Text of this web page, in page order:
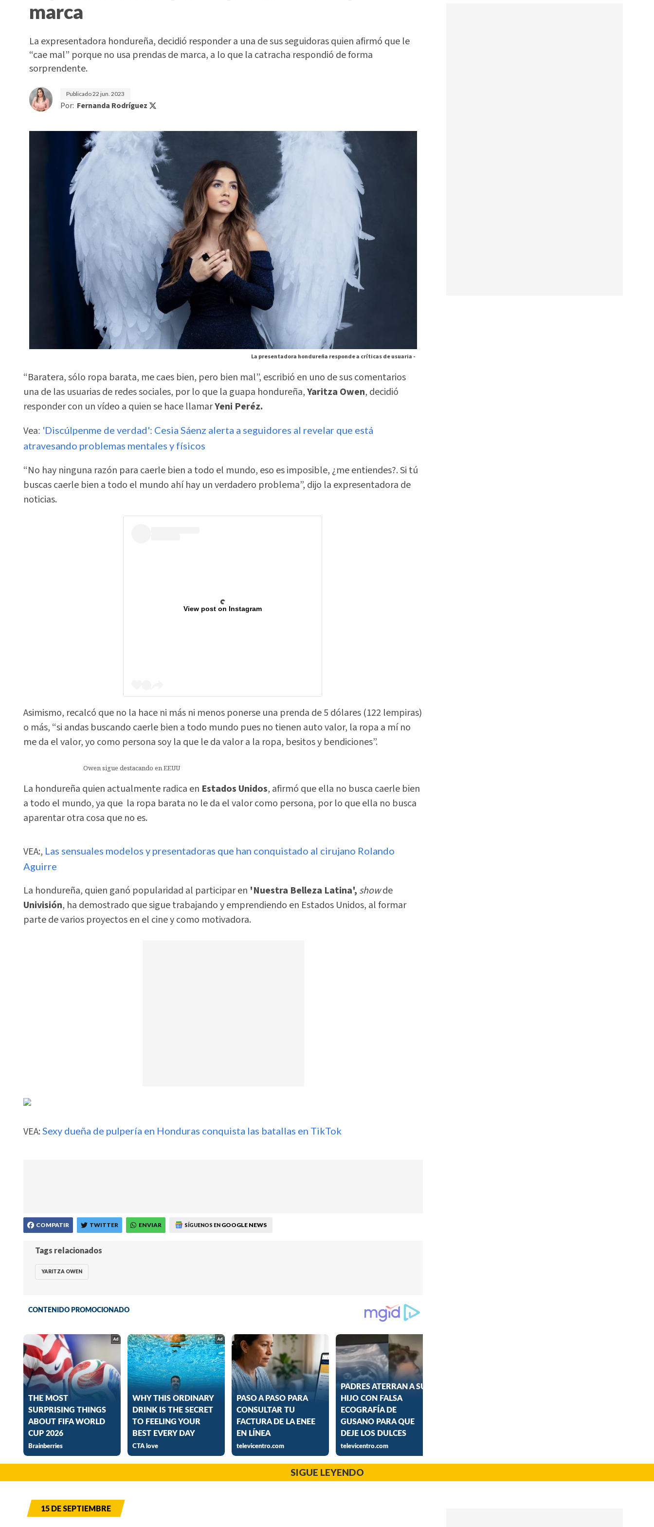
marca
La expresentadora hondureña, decidió responder a una de sus seguidoras quien afirmó que le
“cae mal” porque no usa prendas de marca, a lo que la catracha respondió de forma
sorprendente.
Publicado22 jun. 2023
Por: Fernanda Rodríguez
La presentadora hondureña responde a críticas de usuaria -
“Baratera, sólo ropa barata, me caes bien, pero bien mal”, escribió en uno de sus comentarios
una de las usuarias de redes sociales, por lo que la guapa hondureña,Yaritza Owen, decidió
responder con un vídeo a quien se hace llamarYeni Peréz.
Vea: 'Discúlpenme de verdad': Cesia Sáenz alerta a seguidores al revelar que está
atravesando problemas mentales y físicos
“No hay ninguna razón para caerle bien a todo el mundo, eso es imposible, ¿me entiendes?. Si tú
buscas caerle bien a todo el mundo ahí hay un verdadero problema”, dijo la expresentadora de
noticias.
View post on Instagram
Asimismo, recalcó que no la hace ni más ni menos ponerse una prenda de 5 dólares (122 lempiras)
o más, “si andas buscando caerle bien a todo mundo pues no tienen auto valor, la ropa a mí no
me da el valor, yo como persona soy la que le da valor a la ropa, besitos y bendiciones”.
Owen sigue destacando en EEUU
La hondureña quien actualmente radica en Estados Unidos, afirmó que ella no busca caerle bien
a todo el mundo, ya que la ropa barata no le da el valor como persona, por lo que ella no busca
aparentar otra cosa que no es.
VEA:, Las sensuales modelos y presentadoras que han conquistado al cirujano Rolando
Aguirre
La hondureña, quien ganó popularidad al participar en 'Nuestra Belleza Latina', showde
Univisión, ha demostrado que sigue trabajando y emprendiendo en Estados Unidos, al formar
parte de varios proyectos en el cine y como motivadora.
VEA: Sexy dueña de pulpería en Honduras conquista las batallas en TikTok
COMPATIR TWITTER ENVIAR SÍGUENOS EN GOOGLE NEWS
Tags relacionados
YARITZA OWEN
SIGUE LEYENDO
15 DE SEPTIEMBRE